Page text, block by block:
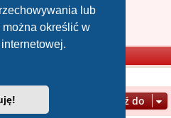
lub
określić w
Tadeusz I Wielki
Przejdź do